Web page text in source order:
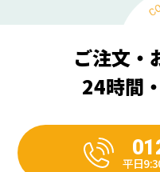
ご注文・
24時間
平日